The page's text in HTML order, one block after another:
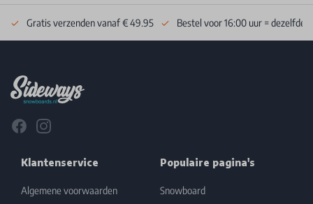
Gratis verzenden vanaf € 49.95 Bestel voor 16:00 uur = dezelfde
FacebookInstagram
Klantenservice
Algemene voorwaarden
Populaire pagina's
Snowboard